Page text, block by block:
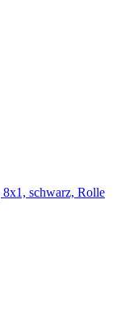
8x1, schwarz, Rolle